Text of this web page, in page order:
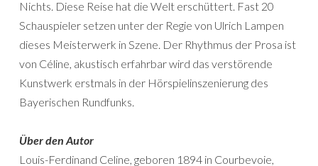
Nichts. Diese Reise hat die Welt erschüttert. Fast 20
Schauspieler setzen unter der Regie von Ulrich Lampen
dieses Meisterwerk in Szene. Der Rhythmus der Prosa ist
von Céline, akustisch erfahrbar wird das verstörende
Kunstwerk erstmals in der Hörspielinszenierung des
Bayerischen Rundfunks.
Über den Autor
Louis-Ferdinand Celine, geboren 1894 in Courbevoie,